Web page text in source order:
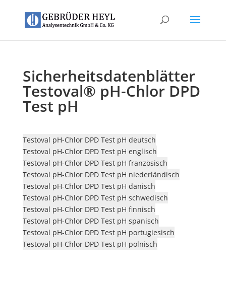
Sicherheitsdatenblätter
Testoval® pH-Chlor DPD
Test pH
Testoval pH-Chlor DPD Test pH deutsch
Testoval pH-Chlor DPD Test pH englisch
Testoval pH-Chlor DPD Test pH französisch
Testoval pH-Chlor DPD Test pH niederländisch
Testoval pH-Chlor DPD Test pH dänisch
Testoval pH-Chlor DPD Test pH schwedisch
Testoval pH-Chlor DPD Test pH finnisch
Testoval pH-Chlor DPD Test pH spanisch
Testoval pH-Chlor DPD Test pH portugiesisch
Testoval pH-Chlor DPD Test pH polnisch